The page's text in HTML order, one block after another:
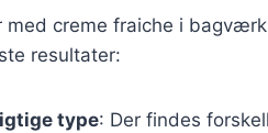
med creme fraiche i
resultater:
type: Der findes